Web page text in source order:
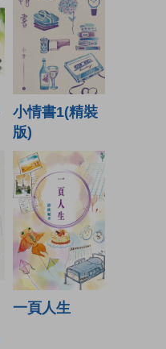
小情書1(精裝
版)
一頁人生